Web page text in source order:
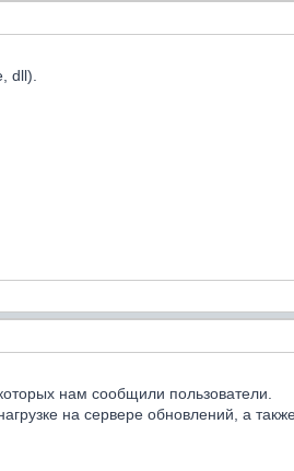
dll).
нам сообщили пользователи.
на сервере обновлений, а